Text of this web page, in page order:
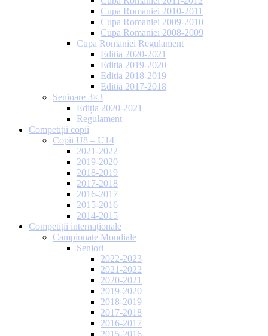
Cupa Romaniei 2010-2011
Cupa Romaniei 2009-2010
Cupa Romaniei 2008-2009
Cupa Romaniei Regulament
Editia 2020-2021
Editia 2019-2020
Editia 2018-2019
Editia 2017-2018
Senioare 3×3
Ediția 2020-2021
Regulament
Competiții copii
Copii U8 – U14
2021-2022
2019-2020
2018-2019
2017-2018
2016-2017
2015-2016
2014-2015
Competiții internaționale
Campionate Mondiale
Seniori
2022-2023
2021-2022
2020-2021
2019-2020
2018-2019
2017-2018
2016-2017
2015-2016